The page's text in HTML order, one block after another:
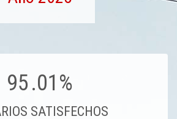
95.01%
SATISFECHOS